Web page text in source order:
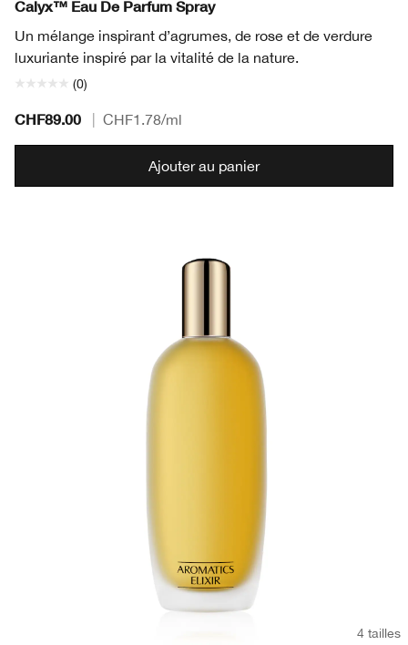
Calyx™ Eau De Parfum Spray
Un mélange inspirant d’agrumes, de rose et de verdure
luxuriante inspiré par la vitalité de la nature.
(0)
CHF89.00 CHF1.78/ml
Ajouter au panier
4 tailles